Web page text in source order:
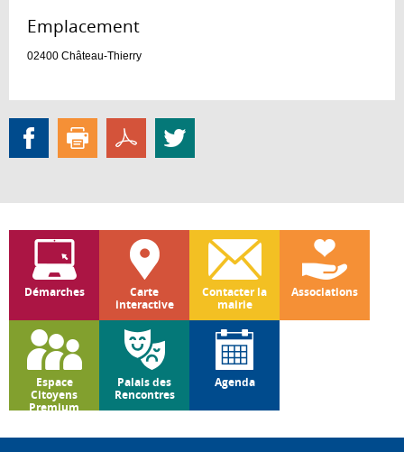
Emplacement :
02400 Château-Thierry
Démarches
Carte
interactive
Contacter la
mairie
Associations
Espace
Citoyens
Premium
Palais des
Rencontres
Agenda